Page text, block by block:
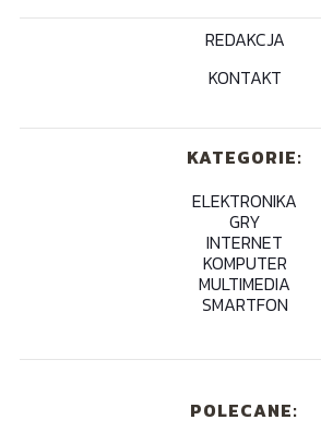
REDAKCJA
KONTAKT
KATEGORIE:
ELEKTRONIKA
GRY
INTERNET
KOMPUTER
MULTIMEDIA
SMARTFON
POLECANE: